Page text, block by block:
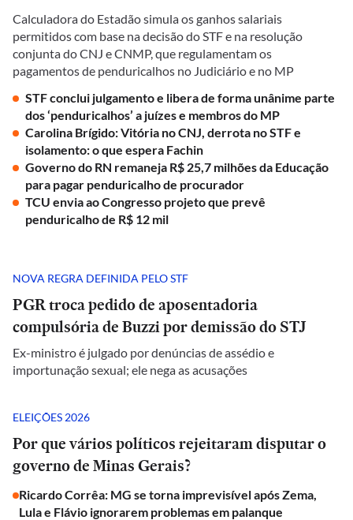
Calculadora do Estadão simula os ganhos salariais
permitidos com base na decisão do STF e na resolução
conjunta do CNJ e CNMP, que regulamentam os
pagamentos de penduricalhos no Judiciário e no MP
STF conclui julgamento e libera de forma unânime parte
dos ‘penduricalhos’ a juízes e membros do MP
Carolina Brígido: Vitória no CNJ, derrota no STF e
isolamento: o que espera Fachin
Governo do RN remaneja R$ 25,7 milhões da Educação
para pagar penduricalho de procurador
TCU envia ao Congresso projeto que prevê
penduricalho de R$ 12 mil
NOVA REGRA DEFINIDA PELO STF
PGR troca pedido de aposentadoria
compulsória de Buzzi por demissão do STJ
Ex-ministro é julgado por denúncias de assédio e
importunação sexual; ele nega as acusações
ELEIÇÕES 2026
Por que vários políticos rejeitaram disputar o
governo de Minas Gerais?
Ricardo Corrêa: MG se torna imprevisível após Zema,
Lula e Flávio ignorarem problemas em palanque